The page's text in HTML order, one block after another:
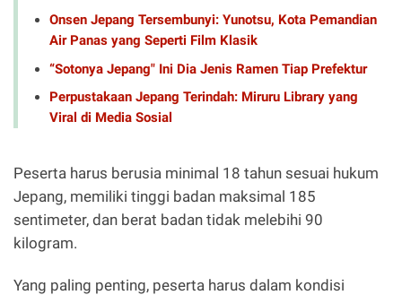
Onsen Jepang Tersembunyi: Yunotsu, Kota Pemandian
Air Panas yang Seperti Film Klasik
“Sotonya Jepang" Ini Dia Jenis Ramen Tiap Prefektur
Perpustakaan Jepang Terindah: Miruru Library yang
Viral di Media Sosial
Peserta harus berusia minimal 18 tahun sesuai hukum
Jepang, memiliki tinggi badan maksimal 185
sentimeter, dan berat badan tidak melebihi 90
kilogram.
Yang paling penting, peserta harus dalam kondisi